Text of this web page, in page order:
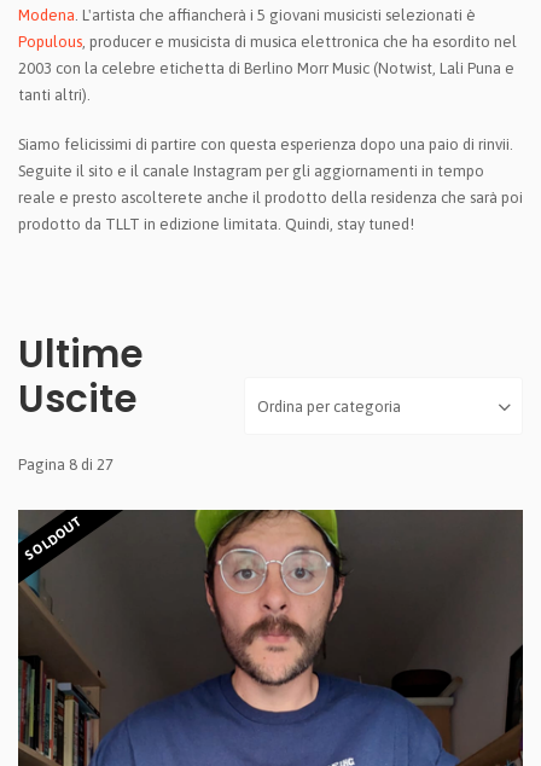
Modena . L'artista che affiancherà i 5 giovani musicisti selezionati è
Populous , producer e musicista di musica elettronica che ha esordito nel
2003 con la celebre etichetta di Berlino Morr Music (Notwist, Lali Puna e
tanti altri).
Siamo felicissimi di partire con questa esperienza dopo una paio di rinvii.
Seguite il sito e il canale Instagram per gli aggiornamenti in tempo
reale e presto ascolterete anche il prodotto della residenza che sarà poi
prodotto da TLLT in edizione limitata. Quindi, stay tuned!
Ultime
Uscite
Pagina 8 di 27
SOLDOUT